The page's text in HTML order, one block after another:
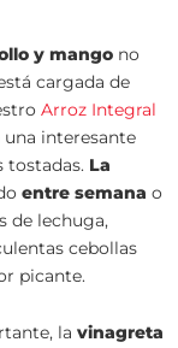
y mango no
cargada de
Arroz Integral
interesante
tostadas. La
entre semana o
de lechuga,
cebollas
picante.
lavinagreta